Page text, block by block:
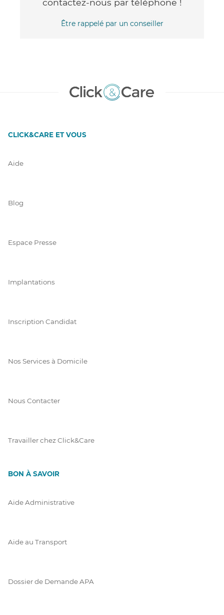
contactez-nous par téléphone !
Être rappelé par un conseiller
CLICK&CARE ET VOUS
Aide
Blog
Espace Presse
Implantations
Inscription Candidat
Nos Services à Domicile
Nous Contacter
Travailler chez Click&Care
BON À SAVOIR
Aide Administrative
Aide au Transport
Dossier de Demande APA